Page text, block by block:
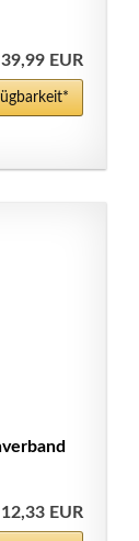
39,99 EUR
12,33 EUR